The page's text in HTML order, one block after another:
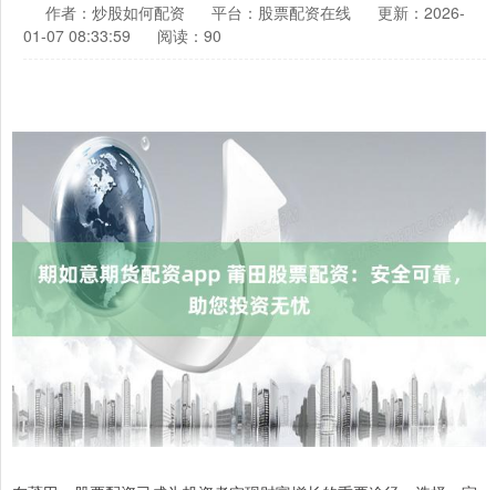
作者：炒股如何配资 平台：股票配资在线
更新：2026-
01-07 08:33:59
阅读：90